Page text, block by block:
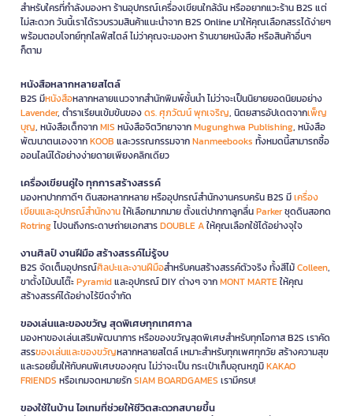
สำหรับใครที่กำลังมองหา ร้านอุปกรณ์เครื่องเขียนใกล้ฉัน หรืออยากแวะร้าน B2S แต่
ไม่สะดวก วันนี้เราได้รวบรวมสินค้าแนะนำจาก B2S Online มาให้คุณเลือกสรรได้ง่ายๆ
พร้อมตอบโจทย์ทุกไลฟ์สไตล์ ไม่ว่าคุณจะมองหา ร้านขายหนังสือ หรือสินค้าอื่นๆ
ก็ตาม
หนังสือหลากหลายสไตล์
B2S มีหนังสือหลากหลายแนวจากสำนักพิมพ์ชั้นนำ ไม่ว่าจะเป็นนิยายยอดนิยมอย่าง
Lavender, ตำราเรียนเข้มข้นของดร. ศุภวัฒน์ พุกเจริญ, นิตยสารอัปเดตจากเพ็ญ
บุญ, หนังสือเด็กจากMIS หนังสือจิตวิทยาจากMugunghwa Publishing, หนังสือ
พัฒนาตนเองจากKOOB และวรรณกรรมจากNanmeebooks ทั้งหมดนี้สามารถซื้อ
ออนไลน์ได้อย่างง่ายดายเพียงคลิกเดียว
เครื่องเขียนคู่ใจ ทุกการสร้างสรรค์
มองหาปากกาดีๆ ดินสอหลากหลาย หรืออุปกรณ์สำนักงานครบครัน B2S มีเครื่อง
เขียนและอุปกรณ์สำนักงานให้เลือกมากมาย ตั้งแต่ปากกาลูกลื่นParkerชุดดินสอกด
Rotringไปจนถึงกระดาษถ่ายเอกสารDOUBLE Aให้คุณเลือกใช้ได้อย่างจุใจ
งานศิลป์ งานฝีมือ สร้างสรรค์ไม่รู้จบ
B2S จัดเต็มอุปกรณ์ศิลปะและงานฝีมือสำหรับคนสร้างสรรค์ตัวจริง ทั้งสีไม้Colleen,
ขาตั้งไม้บนโต๊ะPyramidและอุปกรณ์ DIY ต่างๆ จากMONT MARTEให้คุณ
สร้างสรรค์ได้อย่างไร้ขีดจำกัด
ของเล่นและของขวัญ สุดพิเศษทุกเทศกาล
มองหาของเล่นเสริมพัฒนาการ หรือของขวัญสุดพิเศษสำหรับทุกโอกาส B2S เราคัด
สรรของเล่นและของขวัญหลากหลายสไตล์ เหมาะสำหรับทุกเพศทุกวัย สร้างความสุข
และรอยยิ้มให้กับคนพิเศษของคุณ ไม่ว่าจะเป็น กระเป๋าเก็บอุณหภูมิKAKAO
FRIENDS หรือเกมจดหมายรักSIAM BOARDGAMES เรามีครบ!
ของใช้ในบ้าน ไอเทมที่ช่วยให้ชีวิตสะดวกสบายขึ้น